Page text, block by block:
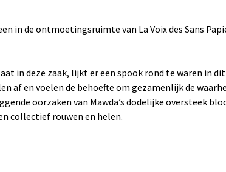
in de ontmoetingsruimte van La Voix des Sans
in deze zaak, lijkt er een spook rond te waren in
af en voelen de behoefte om gezamenlijk de
oorzaken van Mawda’s dodelijke oversteek
collectief rouwen en helen.